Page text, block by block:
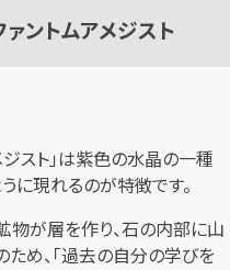
ントムアメジスト
スト」は紫色の水晶の一種
に現れるのが特徴です。
が層を作り、石の内部に山
め、「過去の自分の学びを